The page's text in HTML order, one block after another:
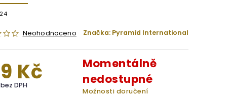
Neohodnoceno Značka: Pyramid International
Kč
DPH
Momentálně
nedostupné
Možnosti doručení